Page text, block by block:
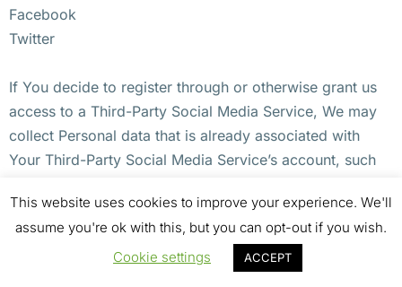
Facebook
Twitter
If You decide to register through or otherwise grant us
access to a Third-Party Social Media Service, We may
collect Personal data that is already associated with
Your Third-Party Social Media Service’s account, such
Your contact list associated with that account.
You may also have the option of sharing additional
This website uses cookies to improve your experience. We'll
assume you're ok with this, but you can opt-out if you wish.
Cookie settings
ACCEPT